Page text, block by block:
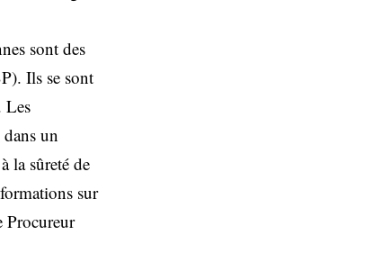
sont des
Ils se sont
Les
un
la sûreté de
sur
Procureur